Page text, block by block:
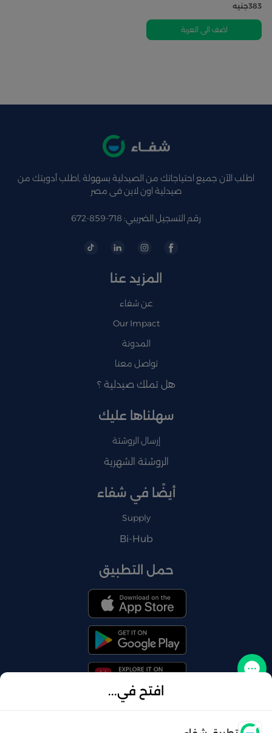
383جنيه
اضف الى العربة
افتح في...
اطلب الآن جميع احتياجاتك من الصيدلية بسهولة ,اطلب أدويتك من
صيدلية اون لاين فى مصر
رقم التسجيل الضريبي: 718-859-672
المزيد عنا
عن شفاء
Our Impact
المدونة
تواصل معنا
هل تملك صيدلية ؟
سهلناها عليك
إرسال الروشتة
الروشتة الشهرية
أيضًا في شفاء
Supply
Bi-Hub
حمل التطبيق
تواصل معنا